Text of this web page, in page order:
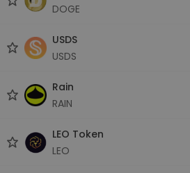
DOGE
USDS
USDS
Rain
RAIN
LEO Token
LEO